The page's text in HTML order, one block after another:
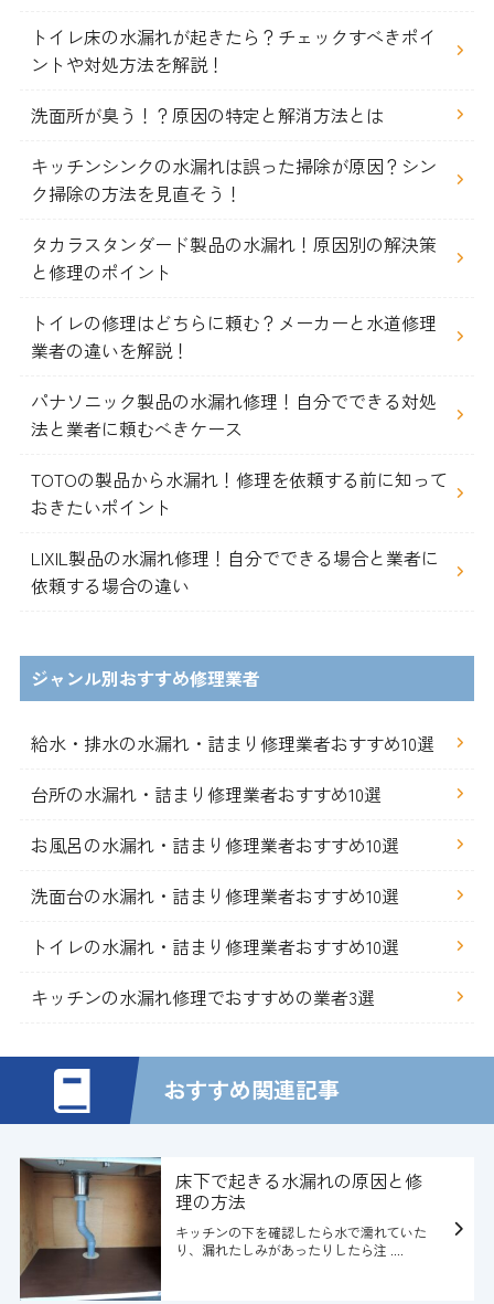
トイレ床の水漏れが起きたら？チェックすべきポイ
ントや対処方法を解説！
洗面所が臭う！？原因の特定と解消方法とは
キッチンシンクの水漏れは誤った掃除が原因？シン
ク掃除の方法を見直そう！
タカラスタンダード製品の水漏れ！原因別の解決策
と修理のポイント
トイレの修理はどちらに頼む？メーカーと水道修理
業者の違いを解説！
パナソニック製品の水漏れ修理！自分でできる対処
法と業者に頼むべきケース
TOTOの製品から水漏れ！修理を依頼する前に知って
おきたいポイント
LIXIL製品の水漏れ修理！自分でできる場合と業者に
依頼する場合の違い
ジャンル別おすすめ修理業者
給水・排水の水漏れ・詰まり修理業者おすすめ10選
台所の水漏れ・詰まり修理業者おすすめ10選
お風呂の水漏れ・詰まり修理業者おすすめ10選
洗面台の水漏れ・詰まり修理業者おすすめ10選
トイレの水漏れ・詰まり修理業者おすすめ10選
キッチンの水漏れ修理でおすすめの業者3選
おすすめ関連記事
床下で起きる水漏れの原因と修
理の方法
キッチンの下を確認したら水で濡れていた
り、漏れたしみがあったりしたら注 ....